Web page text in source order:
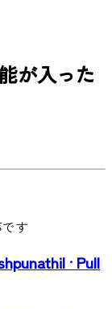
が入った
す
· Pull